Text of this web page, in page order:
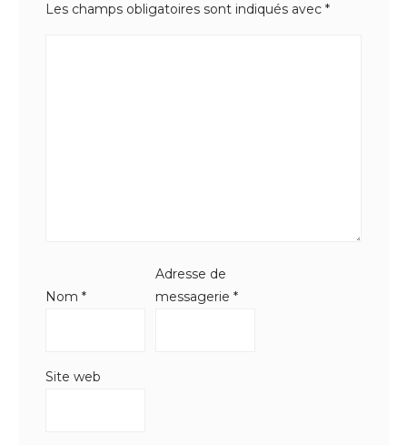
Les champs obligatoires sont indiqués avec *
Nom *
Adresse de
messagerie *
Site web